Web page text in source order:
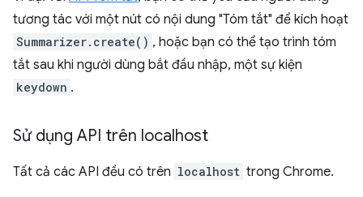
tương tác với một nút có nội dung "Tóm tắt" để kích hoạt
Summarizer.create() , hoặc bạn có thể tạo trình tóm
tắt sau khi người dùng bắt đầu nhập, một sự kiện
keydown .
Sử dụng API trên localhost
Tất cả các API đều có trên localhost trong Chrome.